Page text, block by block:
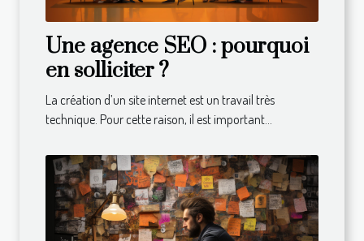
Une agence SEO : pourquoi
en solliciter ?
La création d’un site internet est un travail très
technique. Pour cette raison, il est important...